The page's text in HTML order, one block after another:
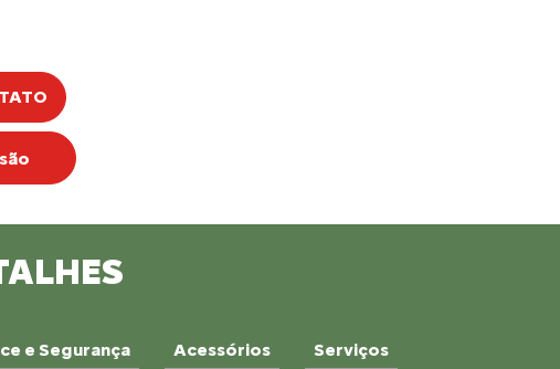
e Segurança Acessórios Serviços